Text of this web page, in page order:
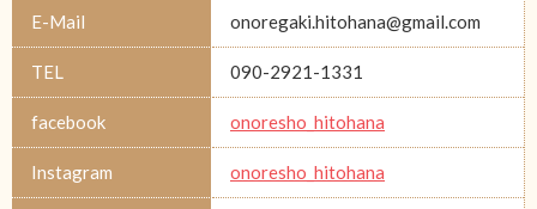
E-Mail onoregaki.hitohana@gmail.com
TEL 090-2921-1331
facebook onoresho_hitohana
Instagram onoresho_hitohana